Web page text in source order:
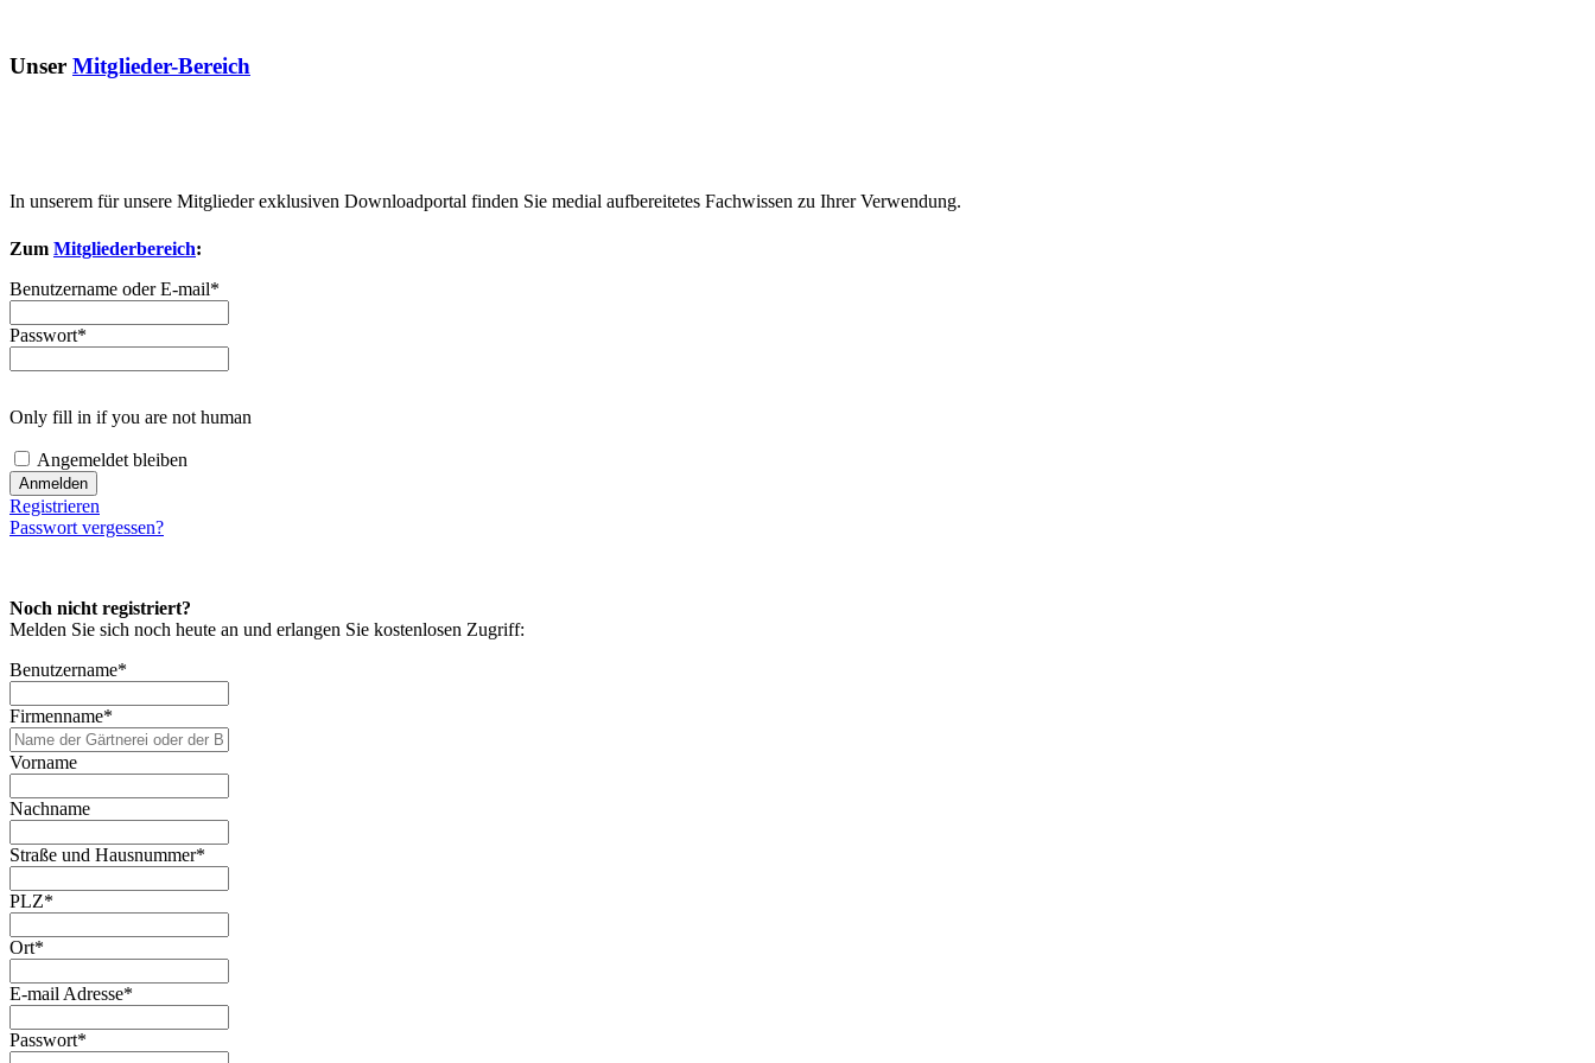
Unser Mitglieder-Bereich
In unserem für unsere Mitglieder exklusiven Downloadportal finden Sie medial aufbereitetes Fachwissen zu Ihrer Verwendung.
Zum Mitgliederbereich:
Benutzername oder E-mail*
Passwort*
Only fill in if you are not human
Angemeldet bleiben
Registrieren
Passwort vergessen?
Noch nicht registriert?
Melden Sie sich noch heute an und erlangen Sie kostenlosen Zugriff:
Benutzername*
Firmenname*
Vorname
Nachname
Straße und Hausnummer*
PLZ*
Ort*
E-mail Adresse*
Passwort*